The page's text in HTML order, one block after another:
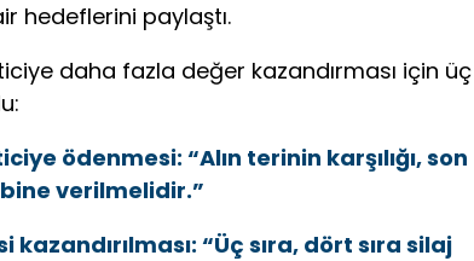
hedeflerini paylaştı.
daha fazla değer kazandırması için üç
ödenmesi: “Alın terinin karşılığı, son
verilmelidir.”
“Üç sıra, dört sıra silaj